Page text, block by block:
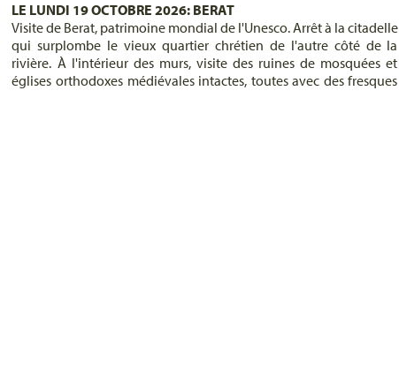
LE LUNDI 19 OCTOBRE 2026: BERAT
Visite de Berat, patrimoine mondial de l'Unesco. Arrêt à la citadelle
qui surplombe le vieux quartier chrétien de l'autre côté de la
rivière. À l'intérieur des murs, visite des ruines de mosquées et
églises orthodoxes médiévales intactes, toutes avec des fresques